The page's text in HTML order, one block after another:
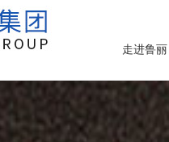
走进鲁丽